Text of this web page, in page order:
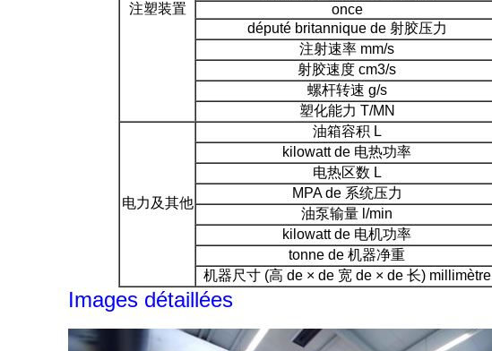
注塑装置
once
député britannique de 射胶压力
注射速率 mm/s
射胶速度 cm3/s
螺杆转速 g/s
塑化能力 T/MN
电力及其他
油箱容积 L
kilowatt de 电热功率
电热区数 L
MPA de 系统压力
油泵输量 l/min
kilowatt de 电机功率
tonne de 机器净重
机器尺寸 (高 de × de 宽 de × de 长) millimètre
Images détaillées